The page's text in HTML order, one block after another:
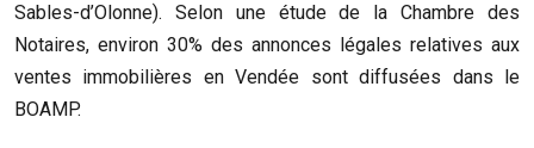
Sables-d’Olonne). Selon une étude de la Chambre des
Notaires, environ 30% des annonces légales relatives aux
ventes immobilières en Vendée sont diffusées dans le
BOAMP.